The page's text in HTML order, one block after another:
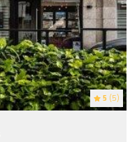
5 (5)